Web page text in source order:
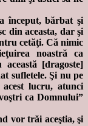
început, bărbat şi
din aceasta, dar şi
cetăţi. Că nimic
noastră ca
[dragoste]
sufletele. Şi nu pe
lucru, atunci
ca Domnului”
vor trăi aceştia, şi